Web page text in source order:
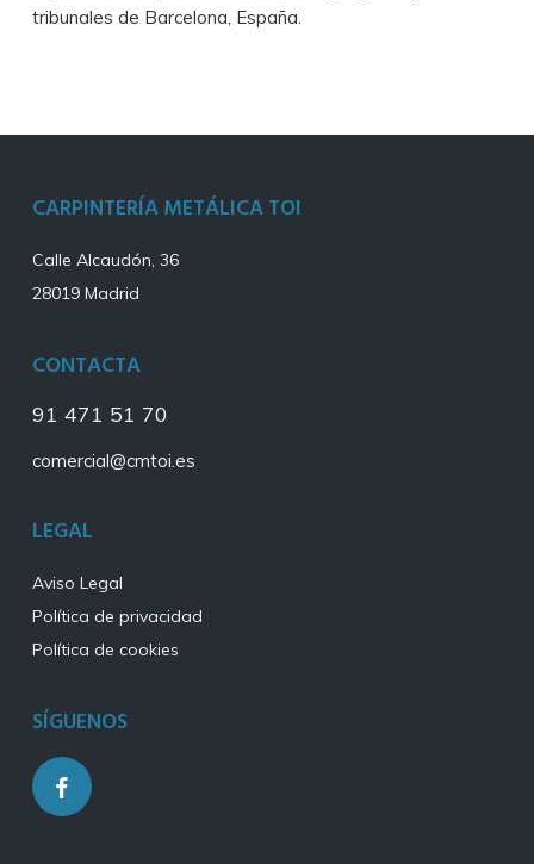
tribunales de Barcelona, España.
CARPINTERÍA METÁLICA TOI
Calle Alcaudón, 36
28019 Madrid
CONTACTA
91 471 51 70
comercial@cmtoi.es
LEGAL
Aviso Legal
Política de privacidad
Política de cookies
SÍGUENOS